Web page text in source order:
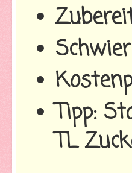
Tipp:
TL